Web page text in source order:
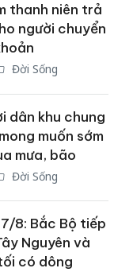
thanh niên trả
người chuyển
Đời Sống
dân khu chung
muốn sớm
mưa, bão
Đời Sống
8: Bắc Bộ tiếp
Nguyên và
có dông